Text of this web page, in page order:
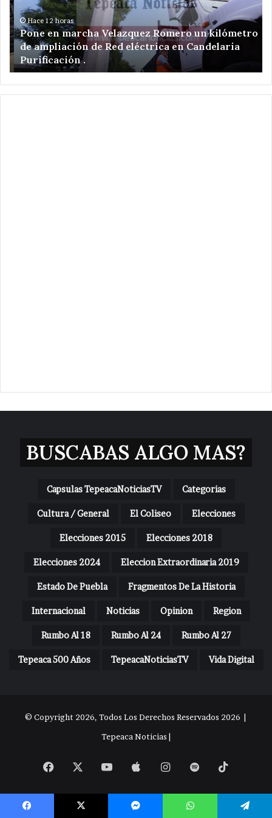
un
kilómetro
de
ampliación
Red
eléctrica
en
Hace 12 horas
Pone en marcha Velazquez Romero un kilómetro
de ampliación de Red eléctrica en Candelaria
Purificación .
BUSCABAS ALGO MAS?
Capsulas TepeacaNoticiasTV Categorias
Cultura / General El Coliseo Elecciones
Elecciones 2015 Elecciones 2018
Elecciones 2024 Eleccion Extraordinaria 2019
Estado De Puebla Fragmentos De La Historia
Internacional Noticias Opinion Region
Rumbo Al 18 Rumbo Al 24 Rumbo Al 27
Tepeaca 500 Años TepeacaNoticiasTV Vida Digital
© Copyright 2026, Todos Los Derechos Reservados 2026 |
Tepeaca Noticias |
Facebook YouTubeAppleInstagram
Spotify